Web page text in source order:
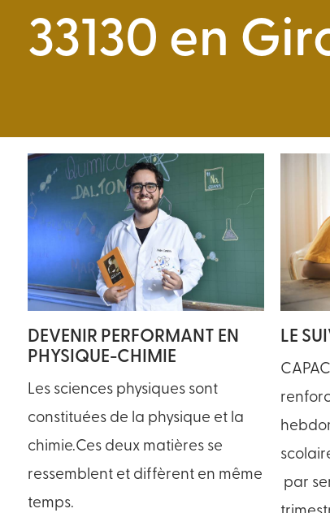
33130 en
DEVENIR PERFORMANT EN
PHYSIQUE-CHIMIE
Les sciences physiques sont
constituées de la physique et la
chimie.Ces deux matières se
ressemblent et diffèrent en même
temps.
LE
par